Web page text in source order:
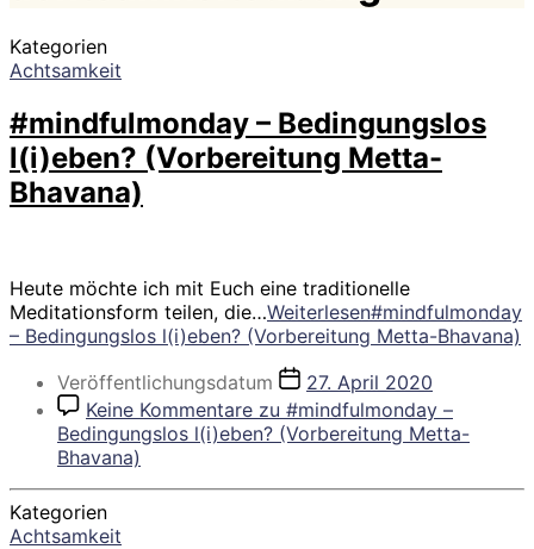
Kategorien
Achtsamkeit
#mindfulmonday – Bedingungslos
l(i)eben? (Vorbereitung Metta-
Bhavana)
Heute möchte ich mit Euch eine traditionelle
Meditationsform teilen, die…Weiterlesen#mindfulmonday
– Bedingungslos l(i)eben? (Vorbereitung Metta-Bhavana)
Veröffentlichungsdatum
27. April 2020
Keine Kommentare zu #mindfulmonday –
Bedingungslos l(i)eben? (Vorbereitung Metta-
Bhavana)
Kategorien
Achtsamkeit